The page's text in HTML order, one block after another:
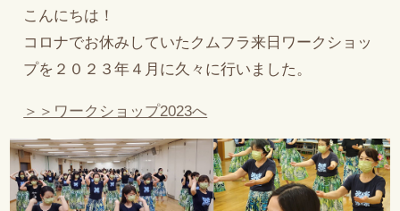
こんにちは！
コロナでお休みしていたクムフラ来日ワークショッ
プを２０２３年４月に久々に行いました。
＞＞ワークショップ2023へ